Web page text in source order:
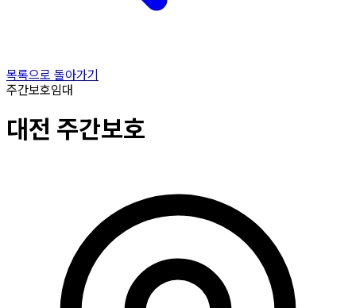
목록으로 돌아가기
주간보호임대
대전 주간보호